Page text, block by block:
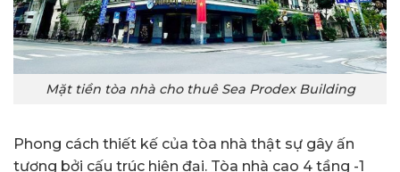
Mặt tiền tòa nhà cho thuê Sea Prodex Building
Phong cách thiết kế của tòa nhà thật sự gây ấn
tượng bởi cấu trúc hiện đại. Tòa nhà cao 4 tầng -1